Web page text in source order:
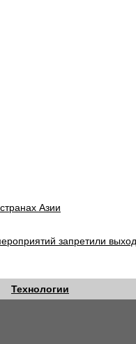
Азии
запретили
Технологии